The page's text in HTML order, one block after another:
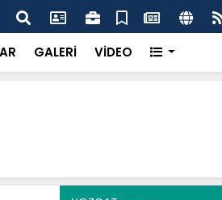
büyük felakete dönüşebilir”
GALERİ VİDEO